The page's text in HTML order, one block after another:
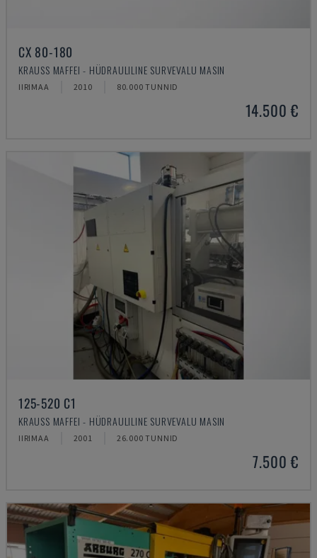
CX 80-180
KRAUSS MAFFEI - HÜDRAULILINE SURVEVALU MASIN
IIRIMAA 2010 80.000 TUNNID
14.500 €
125-520 C1
KRAUSS MAFFEI - HÜDRAULILINE SURVEVALU MASIN
IIRIMAA 2001 26.000 TUNNID
7.500 €